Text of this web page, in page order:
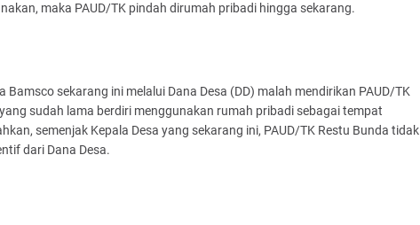
maka PAUD/TK pindah dirumah pribadi hingga sekarang.
sekarang ini melalui Dana Desa (DD) malah mendirikan PAUD/TK
sudah lama berdiri menggunakan rumah pribadi sebagai tempat
semenjak Kepala Desa yang sekarang ini, PAUD/TK Restu Bunda tidak
dari Dana Desa.